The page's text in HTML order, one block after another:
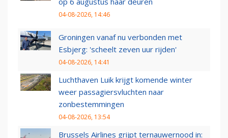
04-08-2026, 14:46
Groningen vanaf nu verbonden met
Esbjerg: 'scheelt zeven uur rijden'
04-08-2026, 14:41
Luchthaven Luik krijgt komende winter
weer passagiersvluchten naar
zonbestemmingen
04-08-2026, 13:54
Brussels Airlines grijpt ternauwernood in: